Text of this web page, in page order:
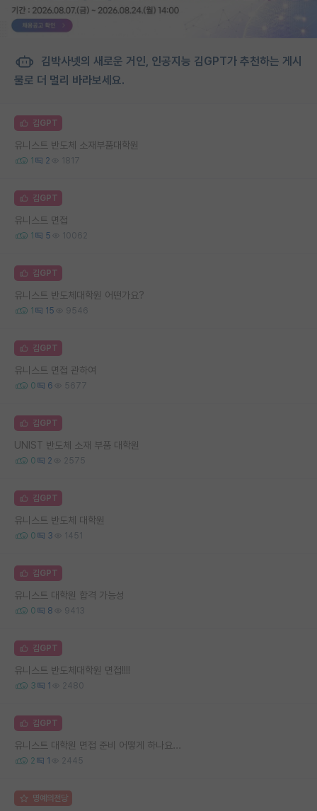
김박사넷의 새로운 거인, 인공지능 김GPT가 추천하는 게시
물로 더 멀리 바라보세요.
김GPT
유니스트 반도체 소재부품대학원
1 2 1817
김GPT
유니스트 면접
1 5 10062
김GPT
유니스트 반도체대학원 어떤가요?
1 15 9546
김GPT
유니스트 면접 관하여
0 6 5677
김GPT
UNIST 반도체 소재 부품 대학원
0 2 2575
김GPT
유니스트 반도체 대학원
0 3 1451
김GPT
유니스트 대학원 합격 가능성
0 8 9413
김GPT
유니스트 반도체대학원 면접!!!!
3 1 2480
김GPT
유니스트 대학원 면접 준비 어떻게 하나요...
2 1 2445
명예의전당